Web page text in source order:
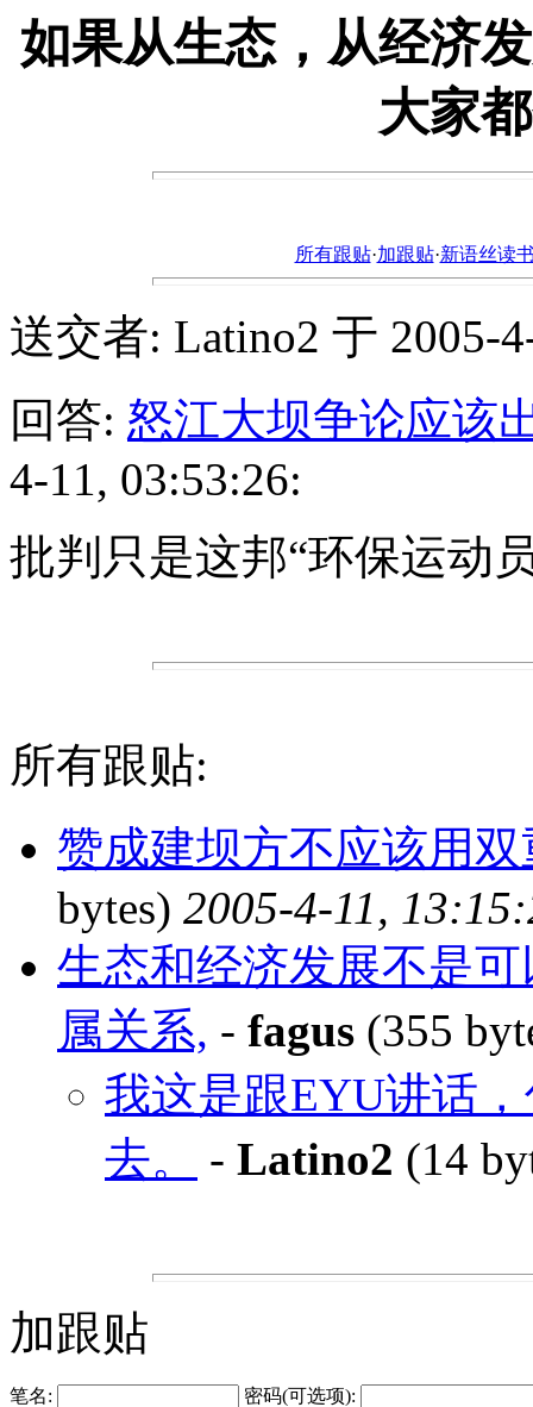
如果从生态，从经济
大家
所有跟贴·加跟贴·新语丝读
送交者: Latino2 于 2005-
回答: 怒江大坝争论应该
4-11, 03:53:26:
批判只是这邦“环保运动
所有跟贴:
赞成建坝方不应该用
bytes) 2005-4-11,
生态和经济发展不是
属关系, - fagus (355
我这是跟EYU讲话
去。
- Latino2 (14
加跟贴
笔名: 密码(可选项):